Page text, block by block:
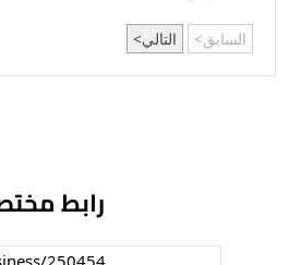
السابق التالي
رابط